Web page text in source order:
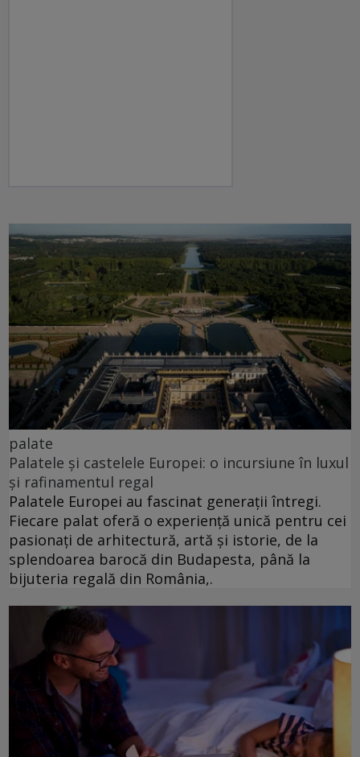
palate
Palatele și castelele Europei: o incursiune în luxul
și rafinamentul regal
Palatele Europei au fascinat generații întregi.
Fiecare palat oferă o experiență unică pentru cei
pasionați de arhitectură, artă și istorie, de la
splendoarea barocă din Budapesta, până la
bijuteria regală din România,.